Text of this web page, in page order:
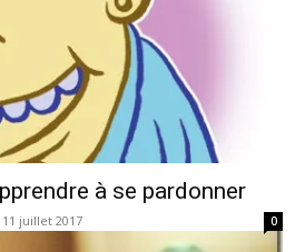
à se pardonner
11 juillet 2017 0